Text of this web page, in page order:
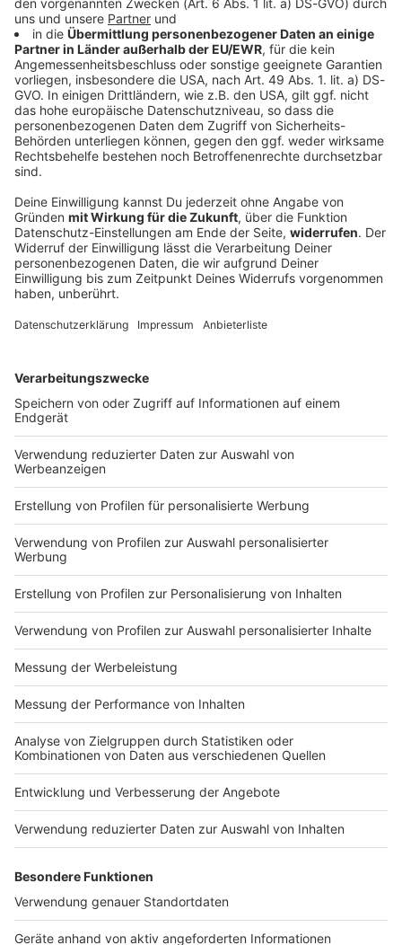
Erfahrungsberichte zu Wärmepumpen, Pellet-
und Hackschnitzelheizungen in älteren
Häusern gesucht
Die Stadt Burglengenfeld startet eine Aktion und sucht
Hausbesitzer, die ihre Heizung auf erneuerbare
Erfahrungsberichten anderen Bürgern bei der
Infos zur Teilnahme lest ihr hier.
DEINE GEMERKTEN ARTIKEL
Du hast dir noch keine Artikel gemerkt
Impressum
Nutzungsbedingungen
Jobs
Presse
Werben
Archiv
Kontakt
Studio-Hotline
Verkehrs-Hotline
Newsletter